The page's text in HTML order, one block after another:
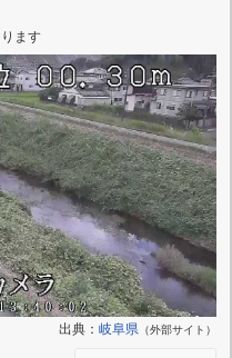
ます
出典： 岐阜県 （外部サイト）